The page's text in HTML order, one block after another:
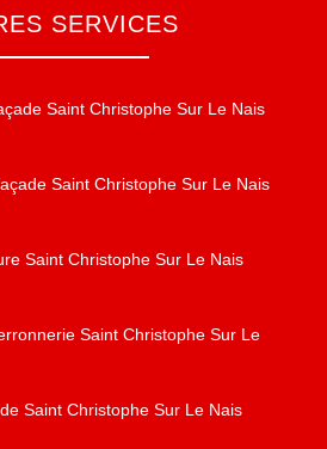
SERVICES
Saint Christophe Sur Le Nais
Saint Christophe Sur Le Nais
Saint Christophe Sur Le Nais
Saint Christophe Sur Le
Saint Christophe Sur Le Nais